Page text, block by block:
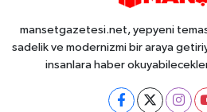
mansetgazetesi.net, yepyeni
sadelik ve modernizmi bir araya
insanlara haber